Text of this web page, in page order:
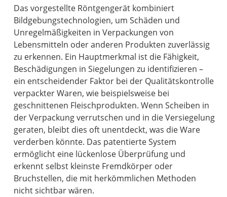
Das vorgestellte Röntgengerät kombiniert
Bildgebungstechnologien, um Schäden und
Unregelmäßigkeiten in Verpackungen von
Lebensmitteln oder anderen Produkten zuverlässig
zu erkennen. Ein Hauptmerkmal ist die Fähigkeit,
Beschädigungen in Siegelungen zu identifizieren –
ein entscheidender Faktor bei der Qualitätskontrolle
verpackter Waren, wie beispielsweise bei
geschnittenen Fleischprodukten. Wenn Scheiben in
der Verpackung verrutschen und in die Versiegelung
geraten, bleibt dies oft unentdeckt, was die Ware
verderben könnte. Das patentierte System
ermöglicht eine lückenlose Überprüfung und
erkennt selbst kleinste Fremdkörper oder
Bruchstellen, die mit herkömmlichen Methoden
nicht sichtbar wären.